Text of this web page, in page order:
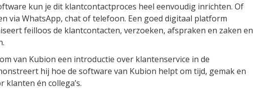
kun je dit klantcontactproces heel eenvoudig inrichten. Of
via WhatsApp, chat of telefoon. Een goed digitaal platform
feilloos de klantcontacten, verzoeken, afspraken en zaken en
van Kubion een introductie over klantenservice in de
hij hoe de software van Kubion helpt om tijd, gemak en
klanten én collega’s.